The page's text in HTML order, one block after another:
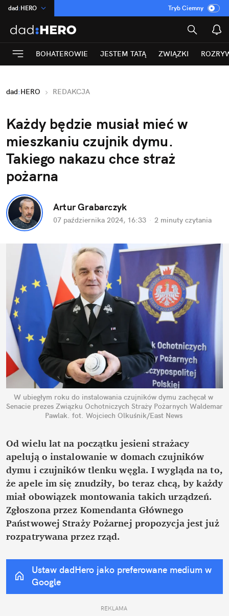
dad:HERO
:Temat
INN:Poland
ASZ:dziennik
Rozrywka
Tryb Ciemny
BOHATEROWIE JESTEM TATĄ ZWIĄZKI
dad:HERO REDAKCJA
Każdy będzie musiał mieć w
mieszkaniu czujnik dymu.
Takiego nakazu chce straż
pożarna
Artur Grabarczyk
07 października 2024, 16:33 · 2 minuty czytania
W ubiegłym roku do instalowania czujników dymu zachęcał w
Senacie prezes Związku Ochotniczych Straży Pożarnych Waldemar
Pawlak. fot. Wojciech Olkuśnik/East News
Od wielu lat na początku jesieni strażacy
apelują o instalowanie w domach czujników
dymu i czujników tlenku węgla. I wygląda na to,
że apele im się znudziły, bo teraz chcą, by każdy
miał obowiązek montowania takich urządzeń.
Zgłoszona przez Komendanta Głównego
Państwowej Straży Pożarnej propozycja jest już
rozpatrywana przez rząd.
Ustaw dadHero jako preferowane medium w
Google
REKLAMA